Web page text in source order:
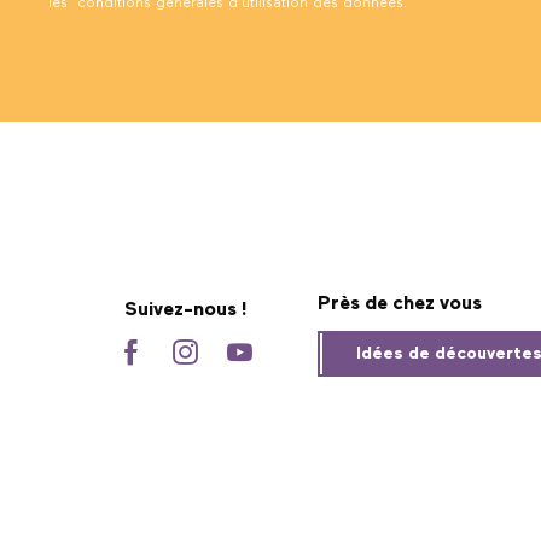
les conditions générales d’utilisation des données.
Suivez-nous ! Près de chez vous
Idées de découvertes